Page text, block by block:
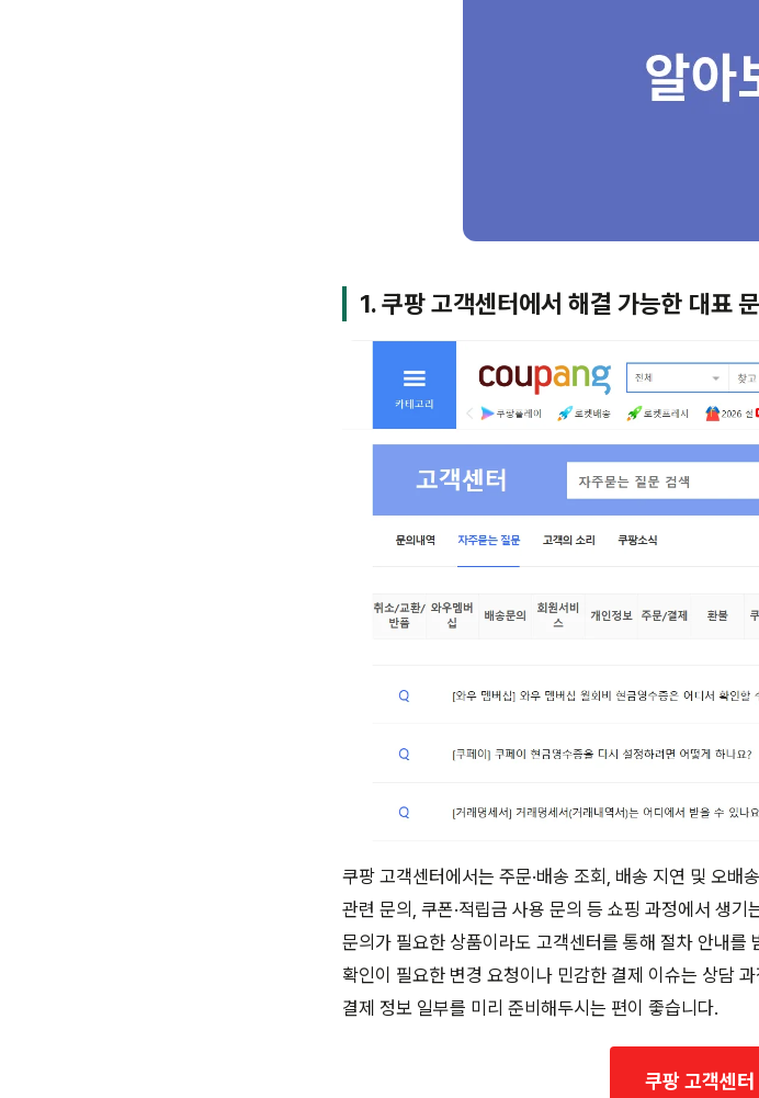
1. 쿠팡 고객센터에서 해결 가능한 대표
쿠팡 고객센터에서는 주문·배송 조회, 배송 지연 및 오배
관련 문의, 쿠폰·적립금 사용 문의 등 쇼핑 과정에서 생
문의가 필요한 상품이라도 고객센터를 통해 절차 안내를
확인이 필요한 변경 요청이나 민감한 결제 이슈는 상담
결제 정보 일부를 미리 준비해두시는 편이 좋습니다.
쿠팡 고객센터